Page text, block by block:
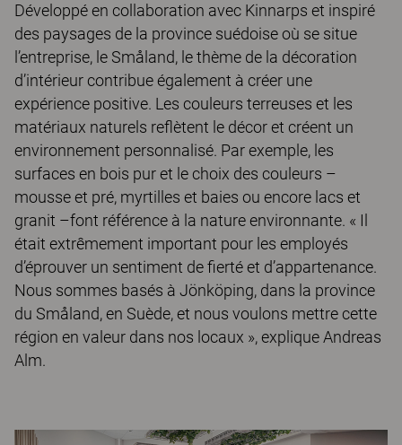
Développé en collaboration avec Kinnarps et inspiré
des paysages de la province suédoise où se situe
l’entreprise, le Småland, le thème de la décoration
d’intérieur contribue également à créer une
expérience positive. Les couleurs terreuses et les
matériaux naturels reflètent le décor et créent un
environnement personnalisé. Par exemple, les
surfaces en bois pur et le choix des couleurs –
mousse et pré, myrtilles et baies ou encore lacs et
granit –font référence à la nature environnante. « Il
était extrêmement important pour les employés
d’éprouver un sentiment de fierté et d’appartenance.
Nous sommes basés à Jönköping, dans la province
du Småland, en Suède, et nous voulons mettre cette
région en valeur dans nos locaux », explique Andreas
Alm.